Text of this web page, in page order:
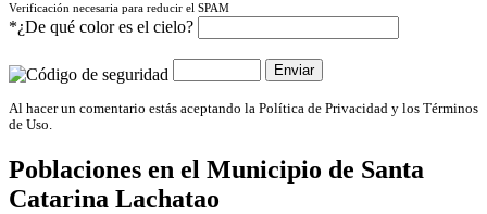
Verificación necesaria para reducir el SPAM
*¿De qué color es el cielo?
Al hacer un comentario estás aceptando la Política de Privacidad y los Términos
de Uso.
Poblaciones en el Municipio de Santa
Catarina Lachatao